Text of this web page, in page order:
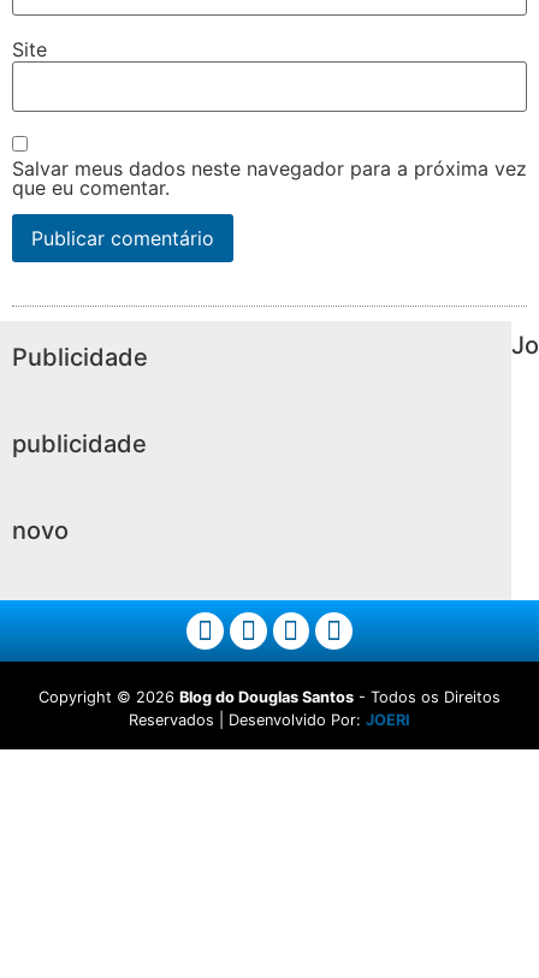
Site
Salvar meus dados neste navegador para a próxima vez
que eu comentar.
Publicidade
publicidade
novo
Jo
Copyright © 2026 Blog do Douglas Santos - Todos os Direitos
Reservados | Desenvolvido Por: JOERI